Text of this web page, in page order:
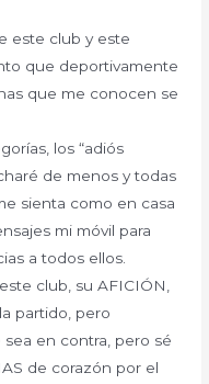
este club y este
que deportivamente
que me conocen se
los “adiós
de menos y todas
sienta como en casa
mi móvil para
a todos ellos.
club, su AFICIÓN,
partido, pero
en contra, pero sé
de corazón por el